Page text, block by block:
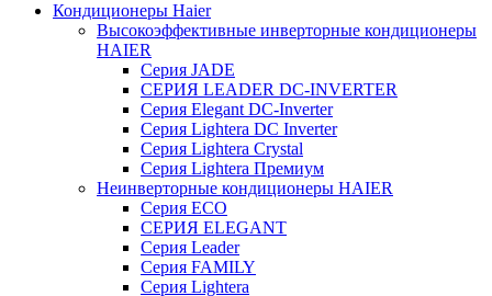
Кондиционеры Haier
Высокоэффективные инверторные кондиционеры
HAIER
Серия JADE
СЕРИЯ LEADER DC-INVERTER
Серия Elegant DC-Inverter
Серия Lightera DC Inverter
Серия Lightera Crystal
Серия Lightera Премиум
Неинверторные кондиционеры HAIER
Серия ECO
СЕРИЯ ELEGANT
Серия Leader
Серия FAMILY
Серия Lightera